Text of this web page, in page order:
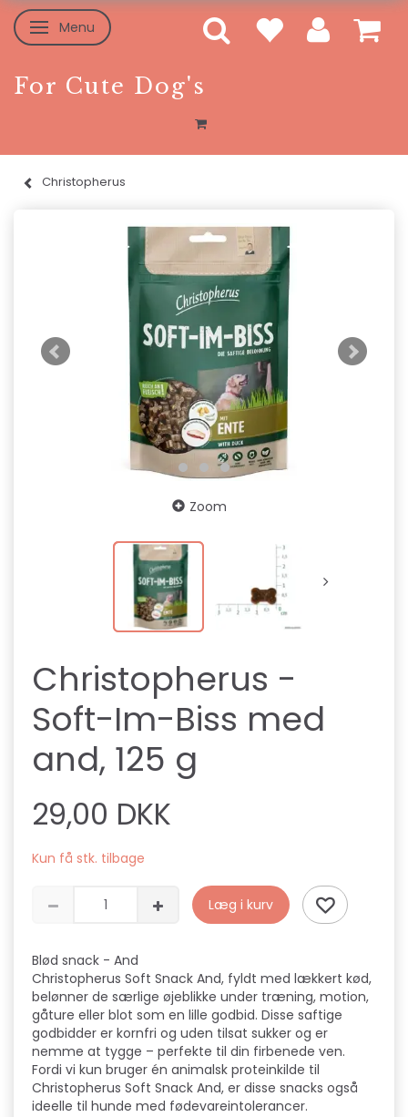
Skifte navigation
Menu
For Cute Dog's
Christopherus
Zoom
Christopherus -
Soft-Im-Biss med
and, 125 g
29,00 DKK
Kun få stk. tilbage
Læg i kurv
Blød snack - And
Christopherus Soft Snack And, fyldt med lækkert kød,
belønner de særlige øjeblikke under træning, motion,
gåture eller blot som en lille godbid. Disse saftige
godbidder er kornfri og uden tilsat sukker og er
nemme at tygge – perfekte til din firbenede ven.
Fordi vi kun bruger én animalsk proteinkilde til
Christopherus Soft Snack And, er disse snacks også
ideelle til hunde med fødevareintolerancer.